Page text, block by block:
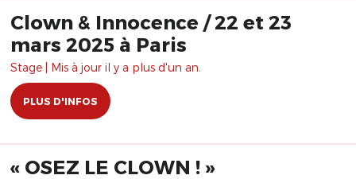
Clown & Innocence / 22 et 23
mars 2025 à Paris
Stage | Mis à jour il y a plus d'un an.
PLUS D'INFOS
​« OSEZ LE CLOWN ! »